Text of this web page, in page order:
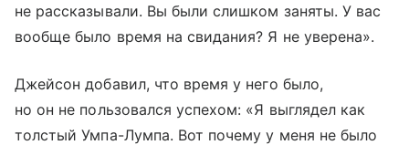
не рассказывали. Вы были слишком заняты. У вас
вообще было время на свидания? Я не уверена».
Джейсон добавил, что время у него было,
но он не пользовался успехом: «Я выглядел как
толстый Умпа-Лумпа. Вот почему у меня не было